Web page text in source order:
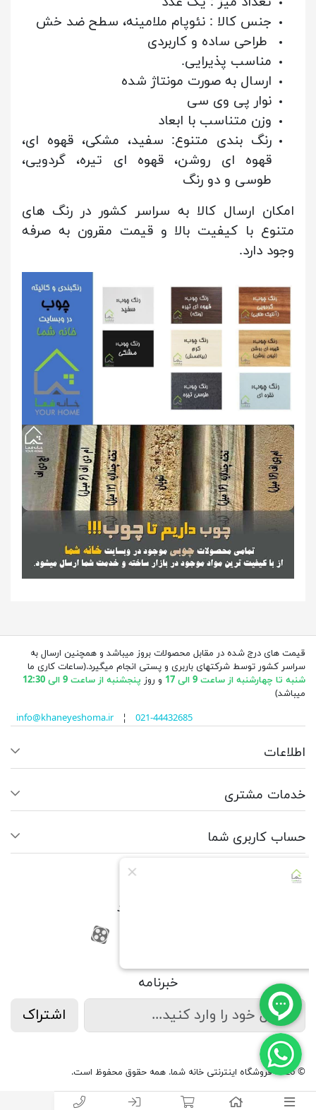
جنس کالا : نئوپام ملامینه، سطح ضد خش
طراحی ساده و کاربردی
مناسب پذیرایی.
ارسال به صورت مونتاژ شده
نوار پی وی سی
وزن متناسب با ابعاد
رنگ بندی متنوع: سفید، مشکی، قهوه ای،
قهوه ای روشن، قهوه ای تیره، گردویی،
طوسی و دو رنگ
امکان ارسال کالا به سراسر کشور در رنگ های
متنوع با کیفیت بالا و قیمت مقرون به صرفه
وجود دارد.
قیمت های درج شده در مقابل محصولات بروز میباشد و همچنین ارسال به
سراسر کشور توسط شرکتهای باربری و پستی انجام میگیرد.(ساعات کاری ما
شنبه تا چهارشنبه از ساعت 9 الی 17
و روز پنجشنبه از ساعت 9 الی 12:30
میباشد)
info@khaneyeshoma.ir¦ 021-44432685
اطلاعات
خدمات مشتری
حساب کاربری شما
ما را دنبال کنید
کانال آپارات
کانال آپارات
خبرنامه
اشتراک
© 2026 فروشگاه اینترنتی خانه شما. همه حقوق محفوظ است.